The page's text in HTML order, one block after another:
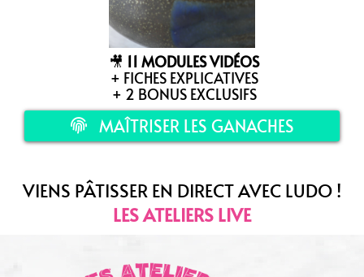
🎥 11 MODULES VIDÉOS
+ FICHES EXPLICATIVES
+ 2 BONUS EXCLUSIFS
MAÎTRISER LES GANACHES
VIENS PÂTISSER EN DIRECT AVEC LUDO !
LES ATELIERS LIVE